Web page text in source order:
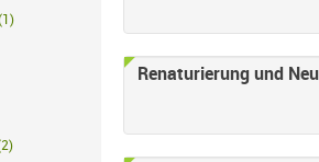
1 )
Filter anwenden
2)
Renaturierung und